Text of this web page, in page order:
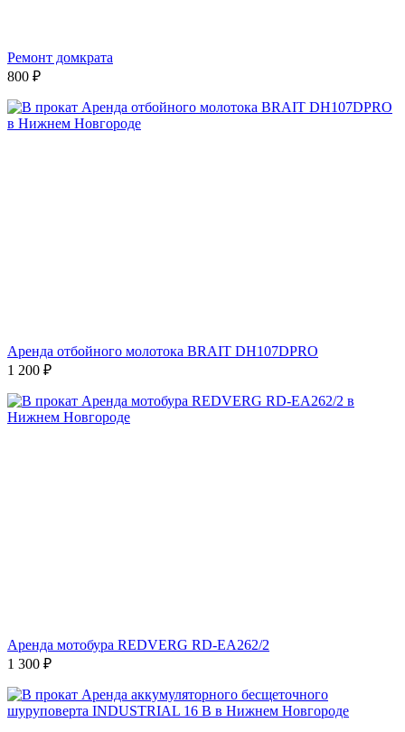
Ремонт домкрата
800 ₽
Аренда отбойного молотока BRAIT DH107DPRO
1 200 ₽
Аренда мотобура REDVERG RD-EA262/2
1 300 ₽